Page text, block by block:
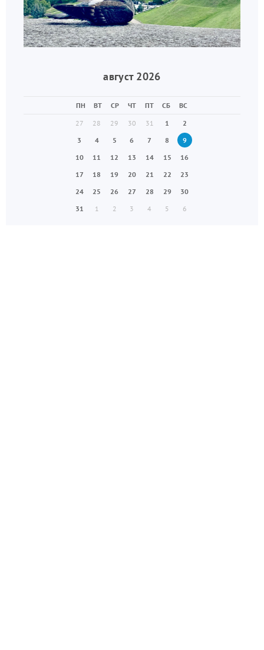
август 2026
ПН ВТ СР ЧТ ПТ СБ
ВС
27
28 29 30 31 1
2
3
4 5 6 7 8
9
10
11 12 13 14 15
16
17
18 19 20 21 22
23
24
25 26 27 28 29
30
31
1 2 3 4 5 6